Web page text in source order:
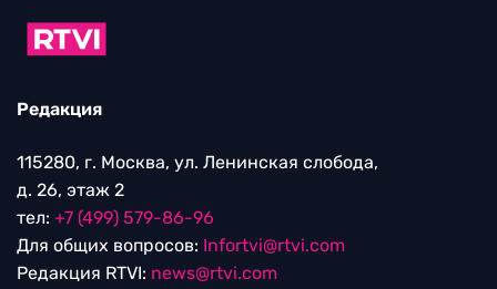
Редакция
115280, г. Москва, ул. Ленинская слобода,
д. 26, этаж 2
тел: +7 (499) 579-86-96
Для общих вопросов: Infortvi@rtvi.com
Редакция RTVI: news@rtvi.com